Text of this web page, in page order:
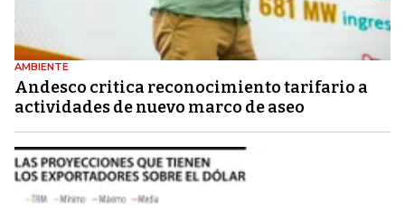
AMBIENTE
Andesco critica reconocimiento tarifario a
actividades de nuevo marco de aseo